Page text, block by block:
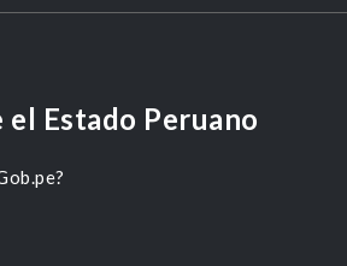
el Estado Peruano